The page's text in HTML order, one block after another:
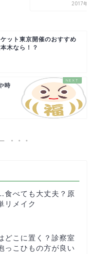
2017年4
ット東京開催のおすすめ
木なら！？
時
食べても大丈夫？原
リメイク
どこに置く？診察室
っこひもの方が良い